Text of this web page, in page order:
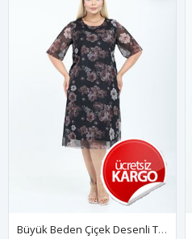
Büyük Beden Çiçek Desenli Tül Midi Elbise 15C-2811